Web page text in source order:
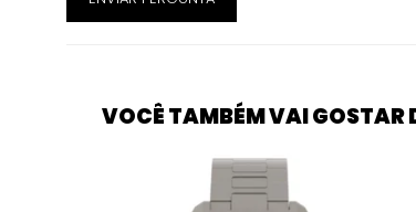
VOCÊ TAMBÉM VAI GOSTAR